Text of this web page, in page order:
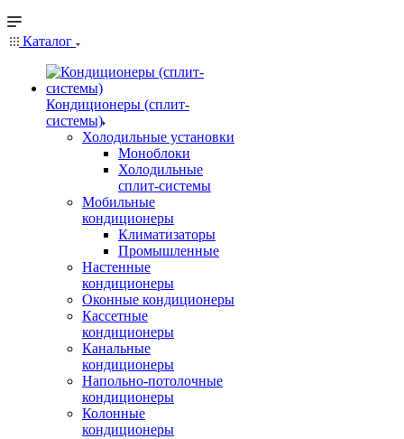
Каталог
Кондиционеры (сплит-
системы)
Холодильные установки
Моноблоки
Холодильные
сплит-системы
Мобильные
кондиционеры
Климатизаторы
Промышленные
Настенные
кондиционеры
Оконные кондиционеры
Кассетные
кондиционеры
Канальные
кондиционеры
Напольно-потолочные
кондиционеры
Колонные
кондиционеры